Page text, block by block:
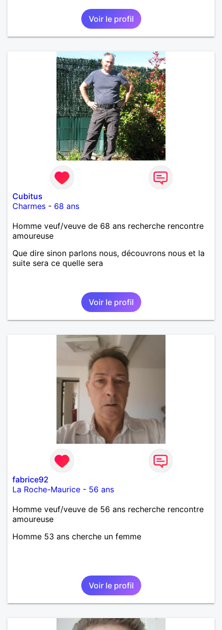
Voir le profil
Cubitus
Charmes - 68 ans
Homme veuf/veuve de 68 ans recherche rencontre
amoureuse
Que dire sinon parlons nous, découvrons nous et la
suite sera ce quelle sera
Voir le profil
fabrice92
La Roche-Maurice - 56 ans
Homme veuf/veuve de 56 ans recherche rencontre
amoureuse
Homme 53 ans cherche un femme
Voir le profil